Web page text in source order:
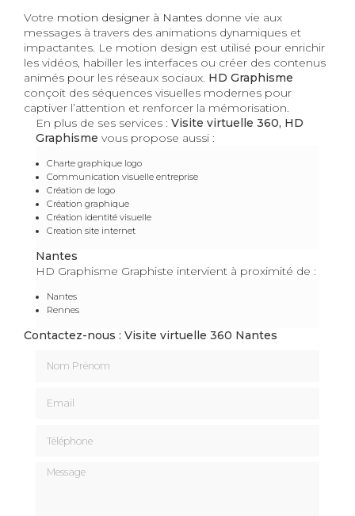
Votre motion designer à Nantes donne vie aux
messages à travers des animations dynamiques et
impactantes. Le motion design est utilisé pour enrichir
les vidéos, habiller les interfaces ou créer des contenus
animés pour les réseaux sociaux. HD Graphisme
conçoit des séquences visuelles modernes pour
captiver l’attention et renforcer la mémorisation.
En plus de ses services : Visite virtuelle 360, HD
Graphisme vous propose aussi :
Charte graphique logo
Communication visuelle entreprise
Création de logo
Création graphique
Création identité visuelle
Creation site internet
Nantes
HD Graphisme Graphiste intervient à proximité de :
Nantes
Rennes
Contactez-nous : Visite virtuelle 360 Nantes
Message